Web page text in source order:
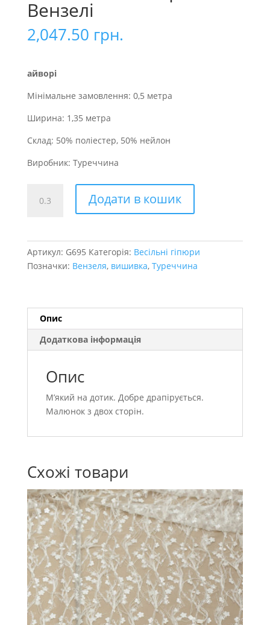
Вензелі
2,047.50 грн.
айворі
Мінімальне замовлення: 0,5 метра
Ширина: 1,35 метра
Склад: 50% поліестер, 50% нейлон
Виробник: Туреччина
Додати в кошик
Артикул: G695 Категорія: Весільні гіпюри
Позначки: Вензеля, вишивка, Туреччина
Опис
Додаткова інформація
Опис
М’який на дотик. Добре драпірується.
Малюнок з двох сторін.
Схожі товари